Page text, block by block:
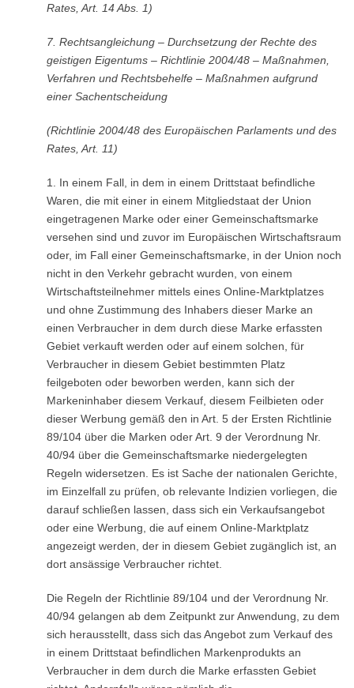
Rates, Art. 14 Abs. 1)
7. Rechtsangleichung – Durchsetzung der Rechte des
geistigen Eigentums – Richtlinie 2004/48 – Maßnahmen,
Verfahren und Rechtsbehelfe – Maßnahmen aufgrund
einer Sachentscheidung
(Richtlinie 2004/48 des Europäischen Parlaments und des
Rates, Art. 11)
1. In einem Fall, in dem in einem Drittstaat befindliche
Waren, die mit einer in einem Mitgliedstaat der Union
eingetragenen Marke oder einer Gemeinschaftsmarke
versehen sind und zuvor im Europäischen Wirtschaftsraum
oder, im Fall einer Gemeinschaftsmarke, in der Union noch
nicht in den Verkehr gebracht wurden, von einem
Wirtschaftsteilnehmer mittels eines Online-Marktplatzes
und ohne Zustimmung des Inhabers dieser Marke an
einen Verbraucher in dem durch diese Marke erfassten
Gebiet verkauft werden oder auf einem solchen, für
Verbraucher in diesem Gebiet bestimmten Platz
feilgeboten oder beworben werden, kann sich der
Markeninhaber diesem Verkauf, diesem Feilbieten oder
dieser Werbung gemäß den in Art. 5 der Ersten Richtlinie
89/104 über die Marken oder Art. 9 der Verordnung Nr.
40/94 über die Gemeinschaftsmarke niedergelegten
Regeln widersetzen. Es ist Sache der nationalen Gerichte,
im Einzelfall zu prüfen, ob relevante Indizien vorliegen, die
darauf schließen lassen, dass sich ein Verkaufsangebot
oder eine Werbung, die auf einem Online-Marktplatz
angezeigt werden, der in diesem Gebiet zugänglich ist, an
dort ansässige Verbraucher richtet.
Die Regeln der Richtlinie 89/104 und der Verordnung Nr.
40/94 gelangen ab dem Zeitpunkt zur Anwendung, zu dem
sich herausstellt, dass sich das Angebot zum Verkauf des
in einem Drittstaat befindlichen Markenprodukts an
Verbraucher in dem durch die Marke erfassten Gebiet